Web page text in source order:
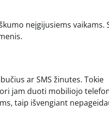
neįgijusiems vaikams.
ar SMS žinutes. Tokie
jam duoti mobiliojo
taip išvengiant